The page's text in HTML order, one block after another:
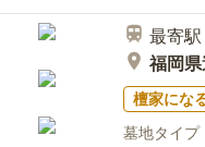
ときは車
に行かな
最寄駅
福岡
檀家にな
墓地タイプ